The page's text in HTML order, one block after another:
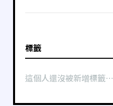
標籤
這個人還沒被新增標籤⋯